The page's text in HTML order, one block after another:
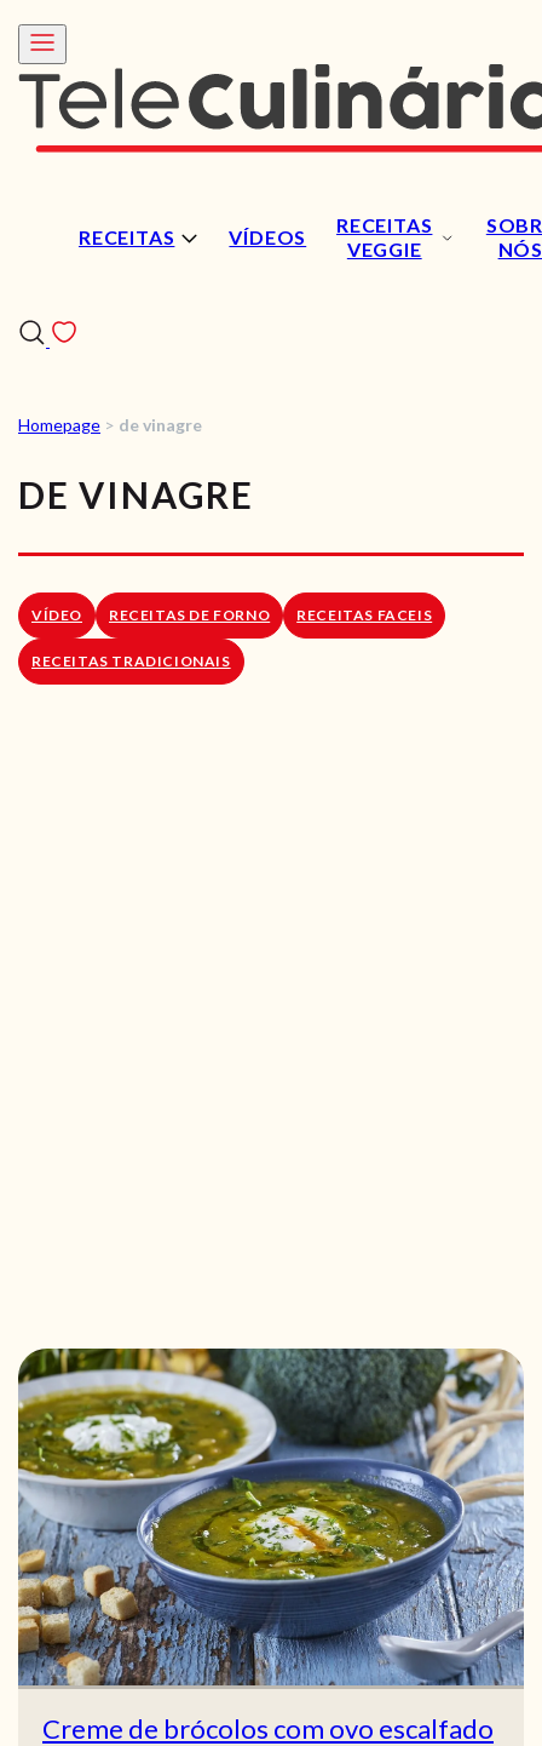
RECEITAS VÍDEOS
RECEITAS
VEGGIE
NÓS
RECEITAS VEGGIE
SOBRE NÓS
LOJA ONLINE
Homepage > de vinagre
DE VINAGRE
VÍDEO RECEITAS DE FORNO RECEITAS FACEIS
RECEITAS TRADICIONAIS
Creme de brócolos com ovo escalfado